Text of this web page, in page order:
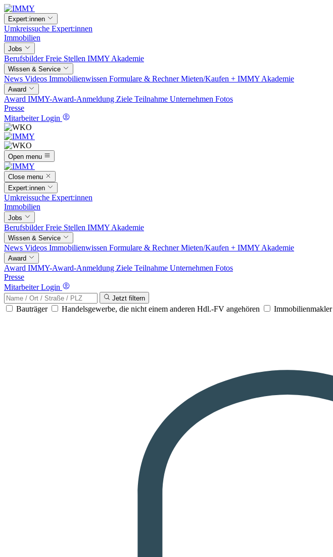
Expert:innen
Umkreissuche Expert:innen
Immobilien
Jobs
BerufsbilderFreie Stellen IMMY Akademie
Wissen & Service
News Videos Immobilienwissen Formulare & RechnerMieten/Kaufen + IMMY Akademie
Award
Award IMMY-Award-Anmeldung Ziele Teilnahme Unternehmen Fotos
Presse
Mitarbeiter Login
Open menu
Close menu
Expert:innen
Umkreissuche Expert:innen
Immobilien
Jobs
BerufsbilderFreie Stellen IMMY Akademie
Wissen & Service
News Videos Immobilienwissen Formulare & RechnerMieten/Kaufen + IMMY Akademie
Award
Award IMMY-Award-Anmeldung Ziele Teilnahme Unternehmen Fotos
Presse
Mitarbeiter Login
Jetzt filtern
Bauträger Handelsgewerbe, die nicht einem anderen Hdl.-FV angehören Immobilienmakler